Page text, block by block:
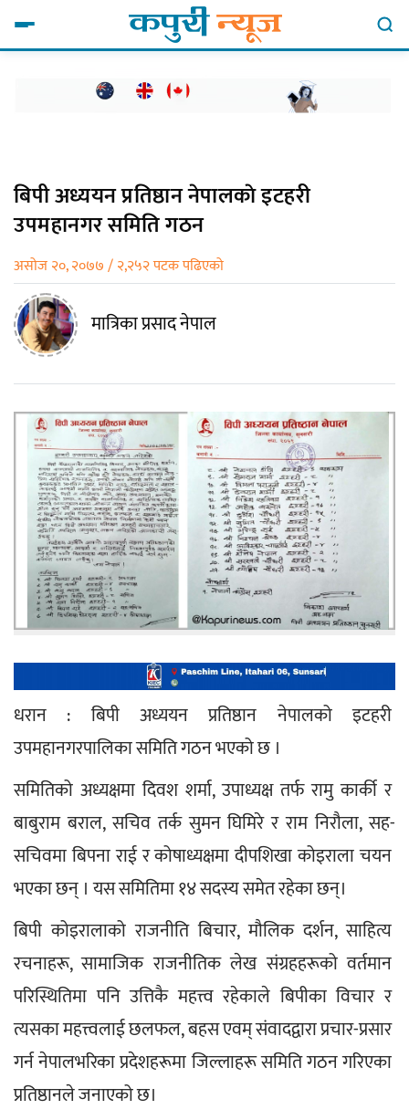
बिपी अध्ययन प्रतिष्ठान नेपालकाे इटहरी
उपमहानगर समिति गठन
असोज २०, २०७७ / २,२५२ पटक पढिएको
मात्रिका प्रसाद नेपाल
धरान : बिपी अध्ययन प्रतिष्ठान नेपालको इटहरी
उपमहानगरपालिका समिति गठन भएको छ ।
समितिको अध्यक्षमा दिवश शर्मा, उपाध्यक्ष तर्फ रामु कार्की र
बाबुराम बराल, सचिव तर्क सुमन घिमिरे र राम निरौला, सह-
सचिवमा बिपना राई र कोषाध्यक्षमा दीपशिखा कोइराला चयन
भएका छन् । यस समितिमा १४ सदस्य समेत रहेका छन्।
बिपी कोइरालाको राजनीति बिचार, मौलिक दर्शन, साहित्य
रचनाहरू, सामाजिक राजनीतिक लेख संग्रहहरूको वर्तमान
परिस्थितिमा पनि उत्तिकै महत्त्व रहेकाले बिपीका विचार र
त्यसका महत्त्वलाई छलफल, बहस एवम् संवादद्वारा प्रचार-प्रसार
गर्न नेपालभरिका प्रदेशहरूमा जिल्लाहरू समिति गठन गरिएका
प्रतिष्ठानले जनाएको छ।